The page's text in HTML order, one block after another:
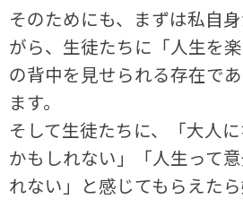
そのためにも、まずは私自
がら、生徒たちに「人生を楽
の背中を見せられる存在で
ます。
そして生徒たちに、「大人
かもしれない」「人生って
れない」と感じてもらえたら